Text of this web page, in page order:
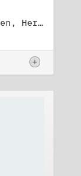
Titel: Verschiedene Unterlagen, Herbst 1989 bis Herbst 1990